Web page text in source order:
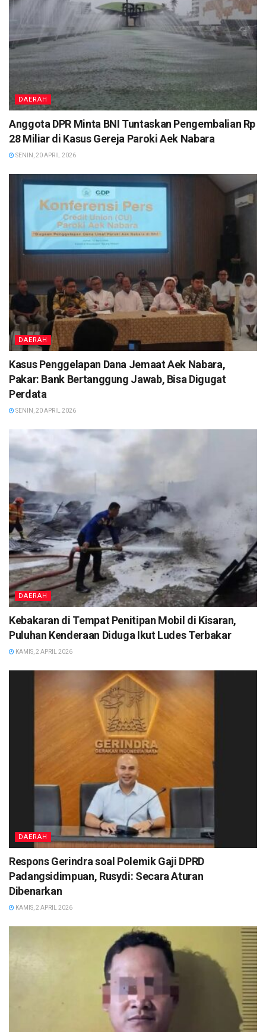
DAERAH
Anggota DPR Minta BNI Tuntaskan Pengembalian Rp
28 Miliar di Kasus Gereja Paroki Aek Nabara
SENIN, 20 APRIL 2026
DAERAH
Kasus Penggelapan Dana Jemaat Aek Nabara,
Pakar: Bank Bertanggung Jawab, Bisa Digugat
Perdata
SENIN, 20 APRIL 2026
DAERAH
Kebakaran di Tempat Penitipan Mobil di Kisaran,
Puluhan Kenderaan Diduga Ikut Ludes Terbakar
KAMIS, 2 APRIL 2026
DAERAH
Respons Gerindra soal Polemik Gaji DPRD
Padangsidimpuan, Rusydi: Secara Aturan
Dibenarkan
KAMIS, 2 APRIL 2026